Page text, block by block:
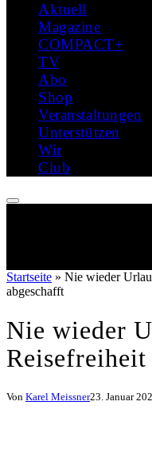
Aktuell
Magazine
COMPACT+
TV
Abo
Shop
Veranstaltungen
Unterstützen
Wir
Club
Startseite » Nie wieder
abgeschafft
Nie wieder
Von Karel Meissner23. Januar